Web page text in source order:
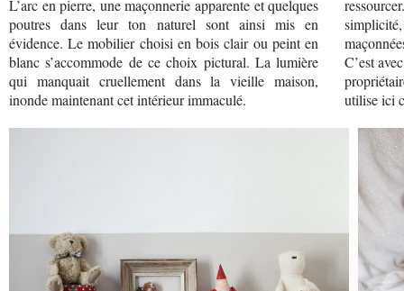
L’arc en pierre, une maçonnerie apparente et quelques
poutres dans leur ton naturel sont ainsi mis en
évidence. Le mobilier choisi en bois clair ou peint en
blanc s’accommode de ce choix pictural. La lumière
qui manquait cruellement dans la vieille maison,
inonde maintenant cet intérieur immaculé.
C’est
utilise ici